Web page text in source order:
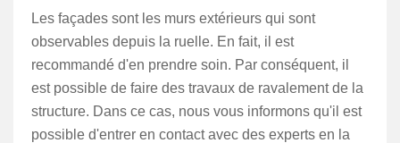
Les façades sont les murs extérieurs qui sont
observables depuis la ruelle. En fait, il est
recommandé d'en prendre soin. Par conséquent, il
est possible de faire des travaux de ravalement de la
structure. Dans ce cas, nous vous informons qu'il est
possible d'entrer en contact avec des experts en la